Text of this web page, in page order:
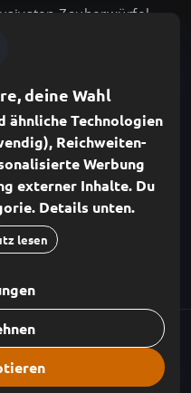
Zauberwürfel
dazu ein großes
NEWSLETTER